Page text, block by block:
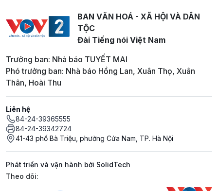
BAN VĂN HOÁ - XÃ HỘI VÀ DÂN
TỘC
Đài Tiếng nói Việt Nam
Trưởng ban: Nhà báo TUYẾT MAI
Phó trưởng ban: Nhà báo Hồng Lan, Xuân Thọ, Xuân
Thân, Hoài Thu
Liên hệ
84-24-39365555
84-24-39342724
41-43 phố Bà Triệu, phường Cửa Nam, TP. Hà Nội
Phát triển và vận hành bởi SolidTech
Mạng xã hội
Theo dõi: